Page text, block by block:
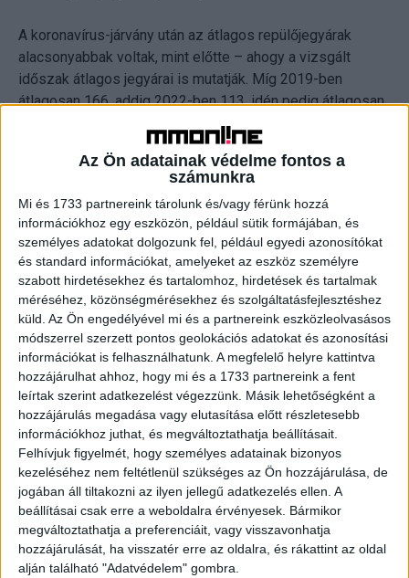
Az Ön adatainak védelme fontos a
számunkra
Mi és 1733 partnereink tárolunk és/vagy férünk hozzá
információkhoz egy eszközön, például sütik formájában, és
személyes adatokat dolgozunk fel, például egyedi azonosítókat
és standard információkat, amelyeket az eszköz személyre
szabott hirdetésekhez és tartalomhoz, hirdetések és tartalmak
méréséhez, közönségmérésekhez és szolgáltatásfejlesztéshez
küld. Az Ön engedélyével mi és a partnereink eszközleolvasásos
módszerrel szerzett pontos geolokációs adatokat és azonosítási
információkat is felhasználhatunk. A megfelelő helyre kattintva
hozzájárulhat ahhoz, hogy mi és a 1733 partnereink a fent
leírtak szerint adatkezelést végezzünk. Másik lehetőségként a
hozzájárulás megadása vagy elutasítása előtt részletesebb
információkhoz juthat, és megváltoztathatja beállításait.
Felhívjuk figyelmét, hogy személyes adatainak bizonyos
kezeléséhez nem feltétlenül szükséges az Ön hozzájárulása, de
jogában áll tiltakozni az ilyen jellegű adatkezelés ellen. A
beállításai csak erre a weboldalra érvényesek. Bármikor
megváltoztathatja a preferenciáit, vagy visszavonhatja
hozzájárulását, ha visszatér erre az oldalra, és rákattint az oldal
alján található "Adatvédelem" gombra.
A koronavírus-járvány után az átlagos repülőjegyárak
alacsonyabbak voltak, mint előtte – ahogy a vizsgált
időszak átlagos jegyárai is mutatják. Míg 2019-ben
átlagosan 166, addig 2022-ben 113, idén pedig átlagosan
164 euróért vehettünk repülőjegyet május 24-ig a nyári
helyettese a foglalási ablakok kapcsán elmondta: „A nyári
utazások esetében jellemzően kicsit hosszabb foglalási
ablakot látunk, mivel az előre tervezéssel sokat lehet
spórolni a kiemelt utazási szezonban. Ha gyorsan
szeretnénk olcsó repülőjegyet találni, akkor jellemzően
rugalmasnak kell lennünk az indulást és az érkezést
illetően, sőt akár a célállomás kapcsán is.”
Hosszabban nyaralunk
Emelkedő tendenciát mutat a nyaralás hossza. 2019-ben a
Kiwi.com adatai alapján a repülővel utazók átlagosan 4,36
napot töltöttek úti céljukon, idén ez a szám már 4,81-re
ugrott. Az elkövetkező meleg hónapokban a magyarok
35%-a 4-6 napot, 32%-a 1-2 hetet, 29%-a kevesebb, mint
3 napot, 3%-a pedig akár 2-3 hetet is nyaralással tölthet.